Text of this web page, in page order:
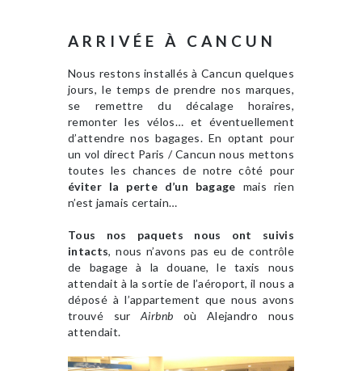
ARRIVÉE À CANCUN
Nous restons installés à Cancun quelques
jours, le temps de prendre nos marques,
se remettre du décalage horaires,
remonter les vélos… et éventuellement
d’attendre nos bagages. En optant pour
un vol direct Paris / Cancun nous mettons
toutes les chances de notre côté pour
éviter la perte d’un bagage mais rien
n’est jamais certain…
Tous nos paquets nous ont suivis
intacts, nous n’avons pas eu de contrôle
de bagage à la douane, le taxis nous
attendait à la sortie de l’aéroport, il nous a
déposé à l’appartement que nous avons
trouvé surAirbnb où Alejandro nous
attendait.